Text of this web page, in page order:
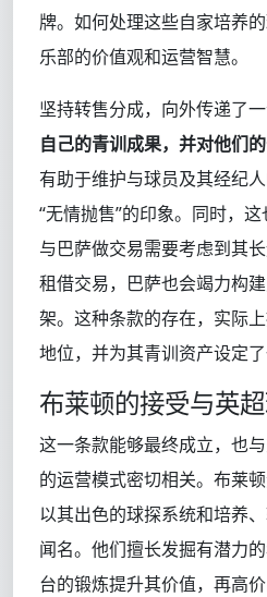
牌。如何处理这些自家培养
乐部的价值观和运营智慧。
坚持转售分成，向外传递了一
自己的青训成果，并对他们
有助于维护与球员及其经纪
“无情抛售”的印象。同时，这
与巴萨做交易需要考虑到其
租借交易，巴萨也会竭力构
架。这种条款的存在，实际
地位，并为其青训资产设定了
布莱顿的接受与英
这一条款能够最终成立，也
的运营模式密切相关。布莱顿
以其出色的球探系统和培养
闻名。他们擅长发掘有潜力
台的锻炼提升其价值，再高价